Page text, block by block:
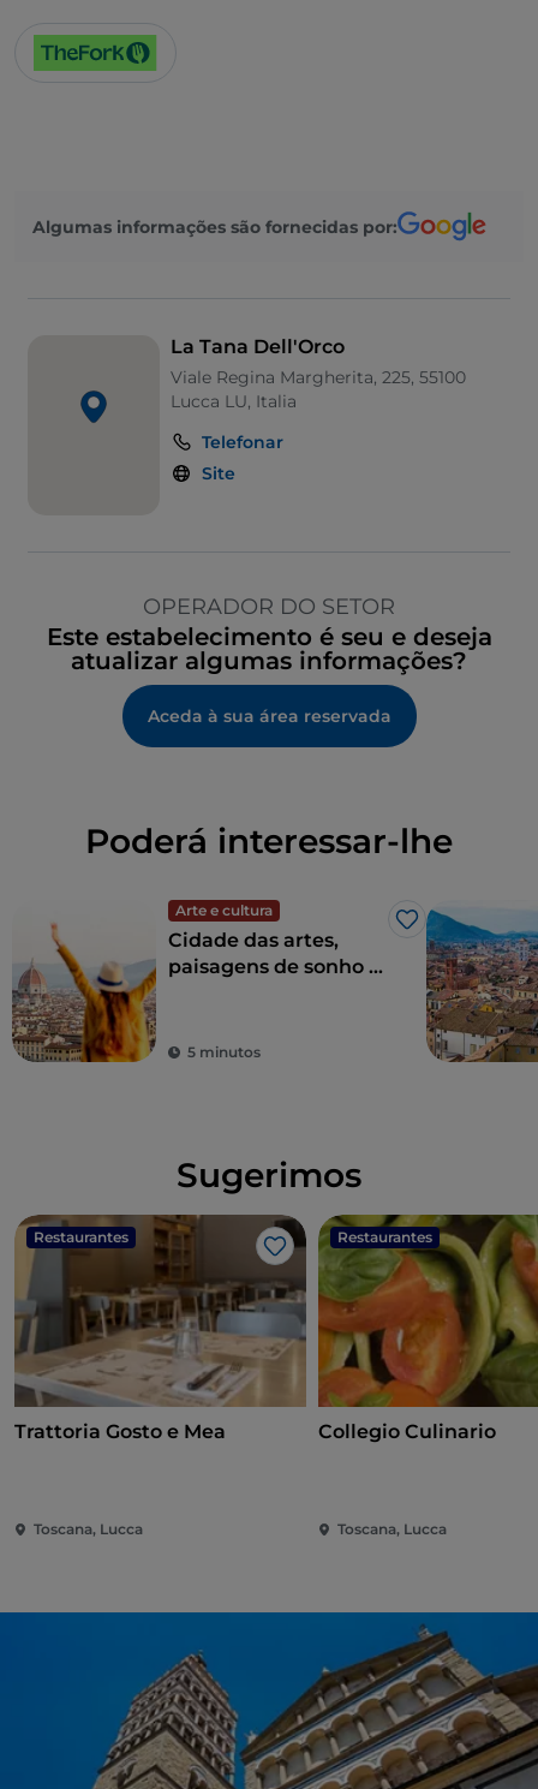
Algumas informações são fornecidas por:
La Tana Dell'Orco
Viale Regina Margherita, 225, 55100
Lucca LU, Italia
Telefonar
Site
OPERADOR DO SETOR
Este estabelecimento é seu e deseja
atualizar algumas informações?
Aceda à sua área reservada
Poderá interessar-lhe
Arte e cultura
Gosto
Cidade das artes,
paisagens de sonho e
todos os turistas
5 minutos
Sugerimos
Restaurantes
Gosto
Trattoria Gosto e Mea
Toscana, Lucca
Restaurantes
Collegio Culinario
Toscana, Lucca